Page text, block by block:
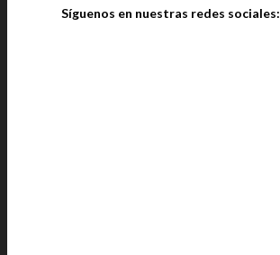
Síguenos en nuestras redes sociales: